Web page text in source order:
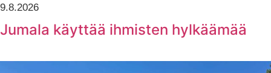
9.8.2026
Jumala käyttää ihmisten hylkäämää